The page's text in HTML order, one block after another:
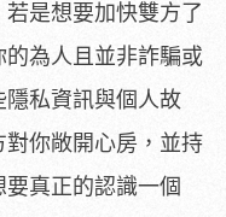
是想要加快雙方了
為人且並非詐騙或
私資訊與個人故
你敞開心房，並持
真正的認識一個